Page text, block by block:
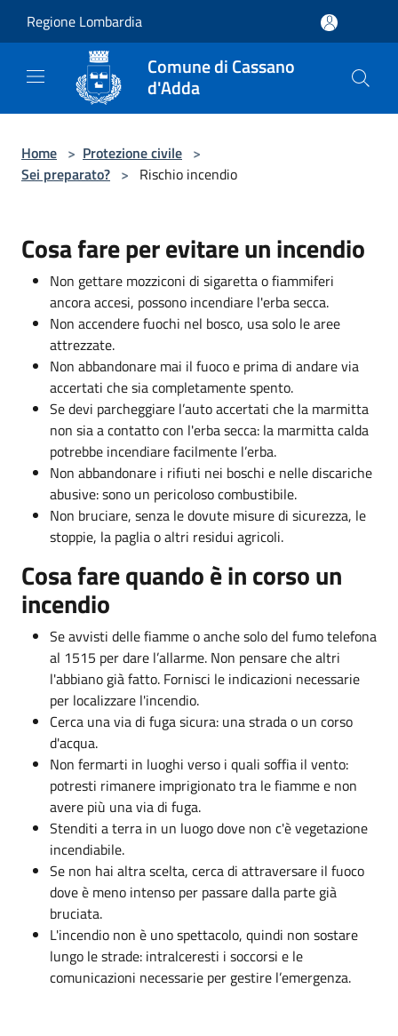
Regione Lombardia
Comune di Cassano
d'Adda
Home > Protezione civile >
Sei preparato? > Rischio incendio
Cosa fare per evitare un incendio
Non gettare mozziconi di sigaretta o fiammiferi
ancora accesi, possono incendiare l'erba secca.
Non accendere fuochi nel bosco, usa solo le aree
attrezzate.
Non abbandonare mai il fuoco e prima di andare via
accertati che sia completamente spento.
Se devi parcheggiare l’auto accertati che la marmitta
non sia a contatto con l'erba secca: la marmitta calda
potrebbe incendiare facilmente l’erba.
Non abbandonare i rifiuti nei boschi e nelle discariche
abusive: sono un pericoloso combustibile.
Non bruciare, senza le dovute misure di sicurezza, le
stoppie, la paglia o altri residui agricoli.
Cosa fare quando è in corso un
incendio
Se avvisti delle fiamme o anche solo del fumo telefona
al 1515 per dare l’allarme. Non pensare che altri
l'abbiano già fatto. Fornisci le indicazioni necessarie
per localizzare l'incendio.
Cerca una via di fuga sicura: una strada o un corso
d'acqua.
Non fermarti in luoghi verso i quali soffia il vento:
potresti rimanere imprigionato tra le fiamme e non
avere più una via di fuga.
Stenditi a terra in un luogo dove non c'è vegetazione
incendiabile.
Se non hai altra scelta, cerca di attraversare il fuoco
dove è meno intenso per passare dalla parte già
bruciata.
L'incendio non è uno spettacolo, quindi non sostare
lungo le strade: intralceresti i soccorsi e le
comunicazioni necessarie per gestire l’emergenza.